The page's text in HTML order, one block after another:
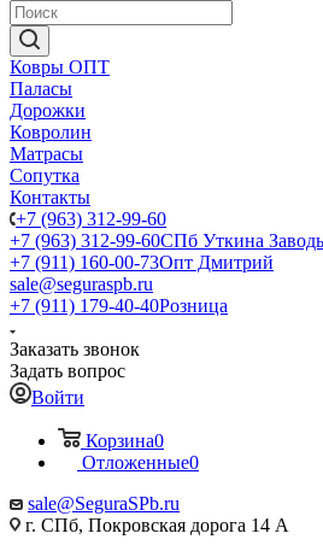
Ковры ОПТ
Паласы
Дорожки
Ковролин
Матрасы
Сопутка
Контакты
+7 (963) 312-99-60
+7 (963) 312-99-60СПб Уткина Заводь
+7 (911) 160-00-73Опт Дмитрий
sale@seguraspb.ru
+7 (911) 179-40-40Розница
Заказать звонок
Задать вопрос
Войти
Корзина0
Отложенные0
sale@SeguraSPb.ru
г. СПб, Покровская дорога 14 А